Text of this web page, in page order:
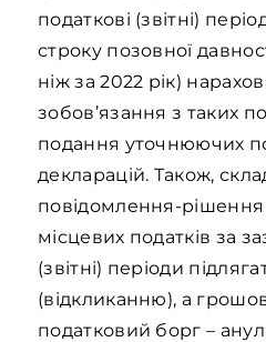
податкові (звітні)
строку позовної
ніж за 2022 рік)
зобов’язання з таких
подання уточнюючих
декларацій. Також,
повідомлення-
місцевих податків за
(звітні) періоди
(відкликанню), а
податковий борг –